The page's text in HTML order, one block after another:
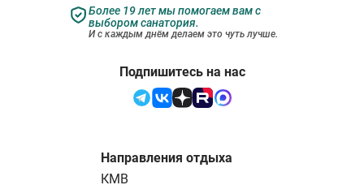
Подпишитесь на нас
Более 19 лет мы помогаем вам с
выбором санатория.
И с каждым днём делаем это чуть лучше.
Направления отдыха
КМВ